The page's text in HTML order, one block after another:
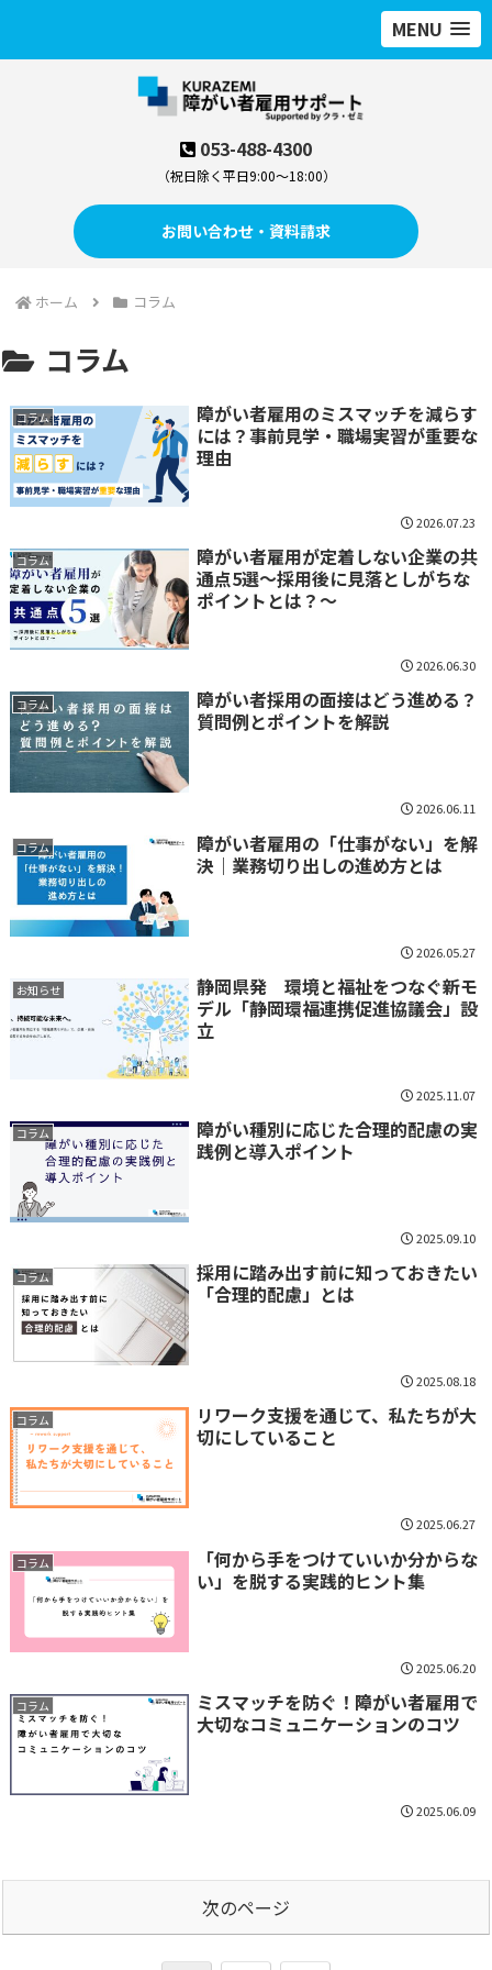
MENU
053-488-4300
（祝日除く平日9:00～18:00）
お問い合わせ・資料請求
ホーム コラム
コラム
コラム
障がい者雇用のミスマッチを減らす
には？事前見学・職場実習が重要な
理由
2026.07.23
コラム
障がい者雇用が定着しない企業の共
通点5選～採用後に見落としがちな
ポイントとは？～
2026.06.30
コラム
障がい者採用の面接はどう進める？
質問例とポイントを解説
2026.06.11
コラム
障がい者雇用の「仕事がない」を解
決｜業務切り出しの進め方とは
2026.05.27
お知らせ
静岡県発 環境と福祉をつなぐ新モ
デル「静岡環福連携促進協議会」設
立
2025.11.07
コラム
障がい種別に応じた合理的配慮の実
践例と導入ポイント
2025.09.10
コラム
採用に踏み出す前に知っておきたい
「合理的配慮」とは
2025.08.18
コラム
リワーク支援を通じて、私たちが大
切にしていること
2025.06.27
コラム
「何から手をつけていいか分からな
い」を脱する実践的ヒント集
2025.06.20
コラム
ミスマッチを防ぐ！障がい者雇用で
大切なコミュニケーションのコツ
2025.06.09
次のページ